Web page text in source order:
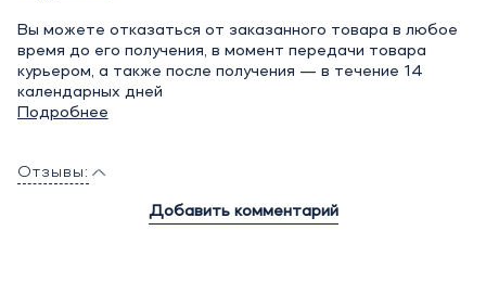
Вы можете отказаться от заказанного товара в любое
время до его получения, в момент передачи товара
курьером, а также после получения — в течение 14
календарных дней
Подробнее
Отзывы:
Добавить комментарий